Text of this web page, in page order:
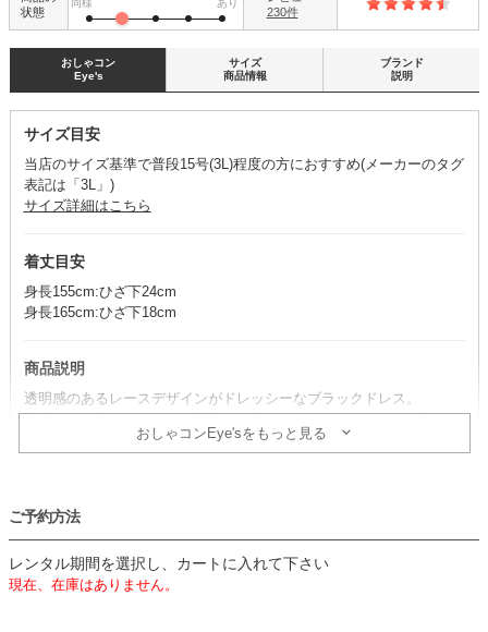
状態
同様
あり
230件
おしゃコン
Eye's
サイズ目安
当店のサイズ基準で普段15号(3L)程度の方におすすめ(メーカーのタグ
表記は「3L」)
サイズ詳細はこちら
着丈目安
身長155cm:ひざ下24cm
身長165cm:ひざ下18cm
商品説明
透明感のあるレースデザインがドレッシーなブラックドレス。
背中の編み上げ紐でサイズ調整が可能で、身体にフィットした美しい
ラインを演出します。おしゃコンEye'sをもっと見る
小物はブラックでまとめると、大人な雰囲気になりおすすめ。
す。
透け感があるので、肩紐のないインナーを着用すると安心です。
サイズ
商品情報
ブランド
説明
ご予約方法
レンタル期間を選択し、カートに入れて下さい
現在、在庫はありません。